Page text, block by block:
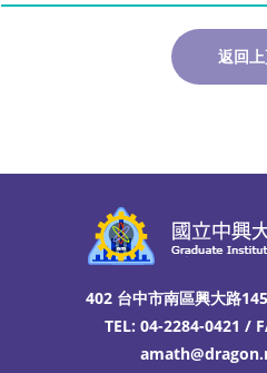
返回
402 台中市南區興大路
TEL: 04-2284-0421 /